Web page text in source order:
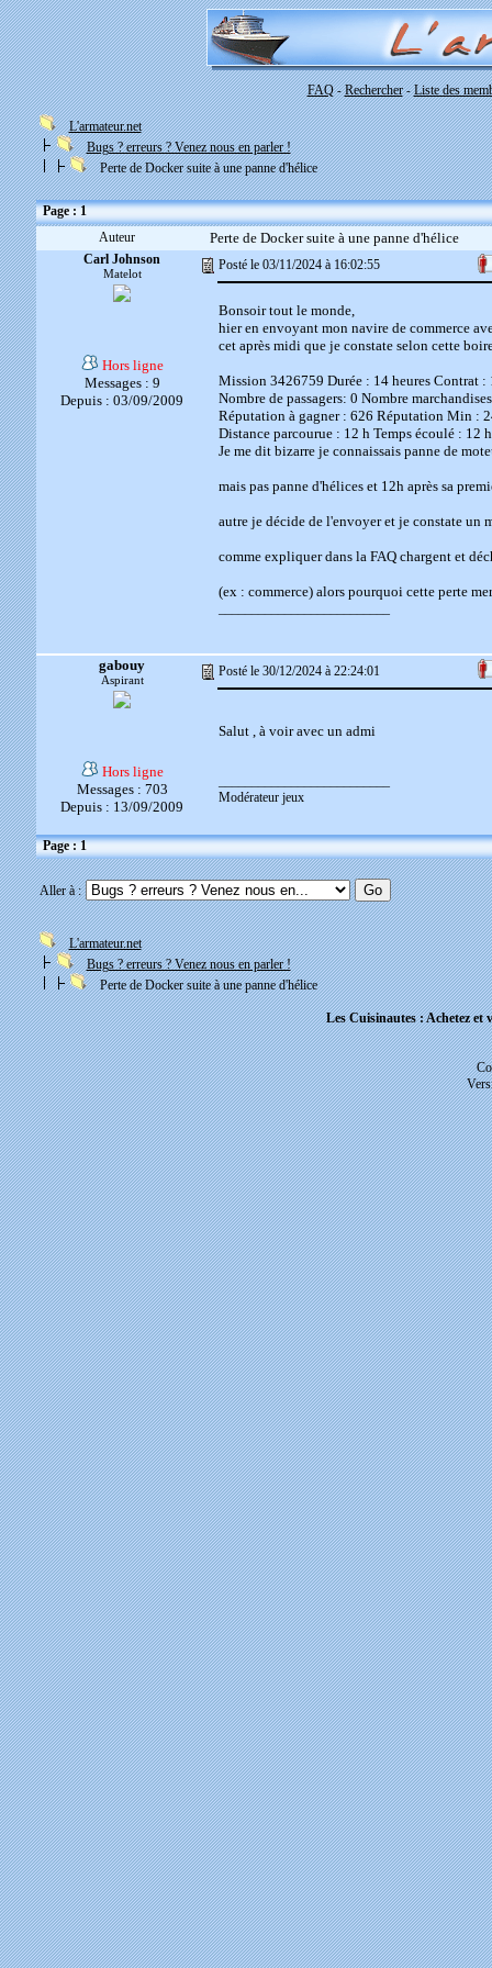
FAQ-Rechercher-Liste des
L'armateur.net
Bugs ? erreurs ? Venez nous en parler !
Perte de Docker suite à une panne d'hélice
Page : 1
Auteur
Perte de Docker suite à une panne d'hélice
Carl Johnson
Matelot
Posté le 03/11/2024 à 16:02:55
Hors ligne
Messages : 9
Depuis : 03/09/2009
Bonsoir tout le monde,
hier en envoyant mon navire de commerce
cet après midi que je constate selon cette
Mission 3426759 Durée : 14 heures Contrat :
Nombre de passagers: 0 Nombre
Réputation à gagner : 626 Réputation Min :
Distance parcourue : 12 h Temps écoulé : 12
Je me dit bizarre je connaissais panne de
mais pas panne d'hélices et 12h après sa
autre je décide de l'envoyer et je constate un
comme expliquer dans la FAQ chargent et
(ex : commerce) alors pourquoi cette perte
gabouy
Aspirant
Posté le 30/12/2024 à 22:24:01
Hors ligne
Messages : 703
Depuis : 13/09/2009
Salut , à voir avec un admi
Modérateur jeux
Page : 1
Aller à :
L'armateur.net
Bugs ? erreurs ? Venez nous en parler !
Perte de Docker suite à une panne d'hélice
Les Cuisinautes : Achetez et